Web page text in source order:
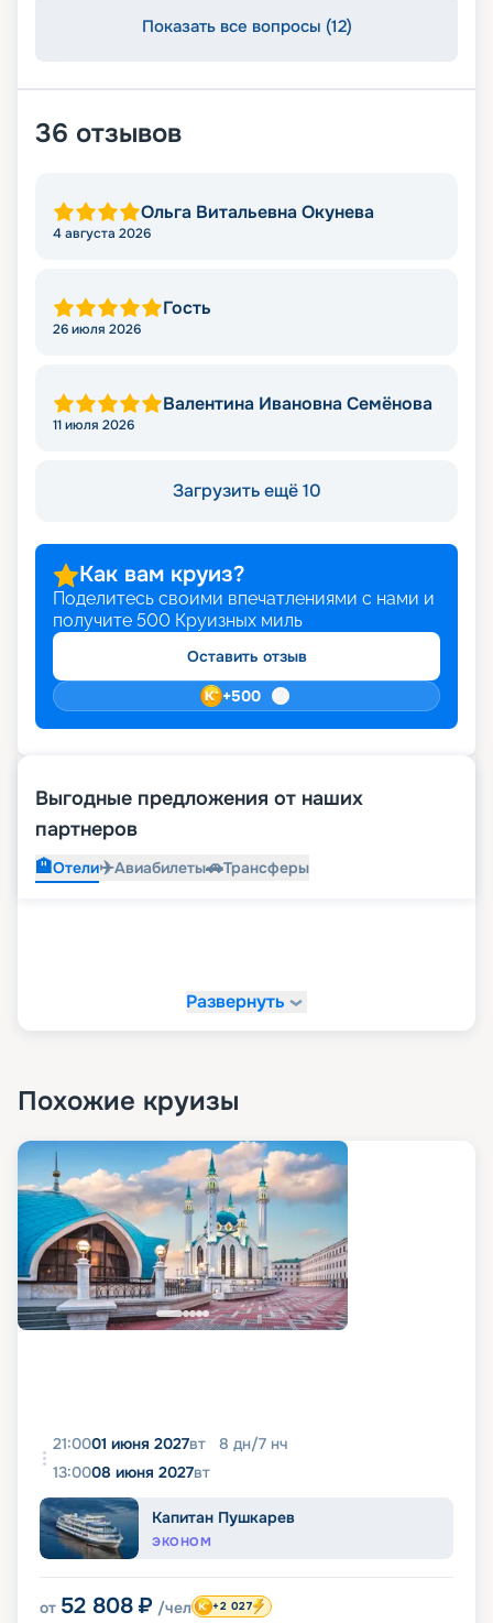
Показать все вопросы (12)
36 отзывов
Ольга Витальевна Окунева
4 августа 2026
Гость
26 июля 2026
Валентина Ивановна Семёнова
11 июля 2026
Загрузить ещё 10
Как вам круиз?
Поделитесь своими впечатлениями с нами и
получите 500 Круизных миль
Оставить отзыв
+500
Выгодные предложения от наших
партнеров
🏨Отели✈️Авиабилеты🚗Трансферы
Развернуть
Похожие круизы
21:0001 июня 2027вт 8 дн/7 нч
13:0008 июня 2027вт
Капитан Пушкарев
ЭКОНОМ
от 52 808 ₽ /чел +2 027